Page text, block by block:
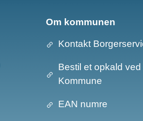
Om kommunen
Kontakt
Bestil et opkald
Kommune
EAN numre